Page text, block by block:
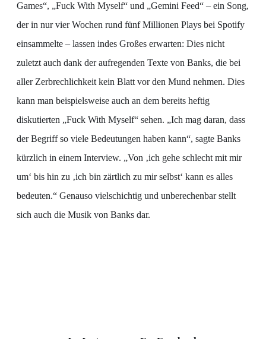
Games“, „Fuck With Myself“ und „Gemini Feed“ – ein Song,
der in nur vier Wochen rund fünf Millionen Plays bei Spotify
einsammelte – lassen indes Großes erwarten: Dies nicht
zuletzt auch dank der aufregenden Texte von Banks, die bei
aller Zerbrechlichkeit kein Blatt vor den Mund nehmen. Dies
kann man beispielsweise auch an dem bereits heftig
diskutierten „Fuck With Myself“ sehen. „Ich mag daran, dass
der Begriff so viele Bedeutungen haben kann“, sagte Banks
kürzlich in einem Interview. „Von ‚ich gehe schlecht mit mir
um‘ bis hin zu ‚ich bin zärtlich zu mir selbst‘ kann es alles
bedeuten.“ Genauso vielschichtig und unberechenbar stellt
sich auch die Musik von Banks dar.